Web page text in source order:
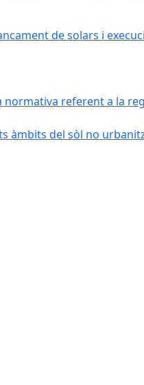
de solars i
normativa referent a la
àmbits del sòl no